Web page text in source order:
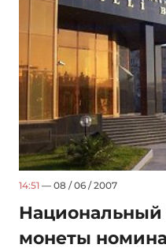
14:51 — 08 / 06 / 2007
Национальный
монеты